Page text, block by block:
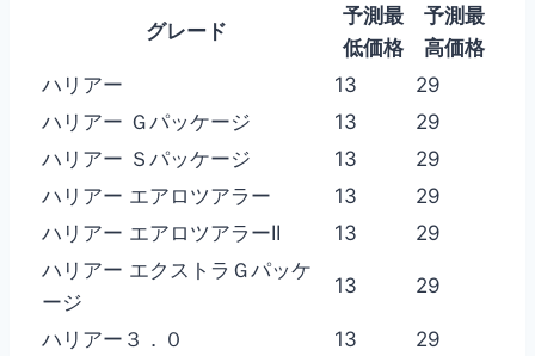
グレード
予測最
低価格
予測最
高価格
ハリアー
13
29
ハリアー Ｇパッケージ
13
29
ハリアー Ｓパッケージ
13
29
ハリアー エアロツアラー
13
29
ハリアー エアロツアラーII
13
29
ハリアー エクストラＧパッケ
ージ
13 29
ハリアー３．０ 13
29